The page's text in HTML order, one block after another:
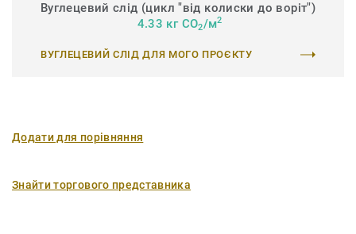
Вуглецевий слід (цикл "від колиски до воріт")
4.33 кг CO2/м2
ВУГЛЕЦЕВИЙ СЛІД ДЛЯ МОГО ПРОЄКТУ
Додати для порівняння
Знайти торгового представника